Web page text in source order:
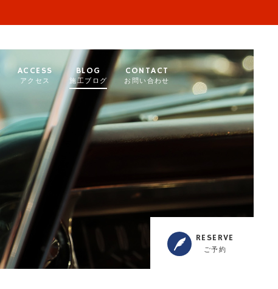
ACCESS
アクセス
BLOG
施工ブログ
CONTACT
お問い合わせ
RESERVE
ご予約